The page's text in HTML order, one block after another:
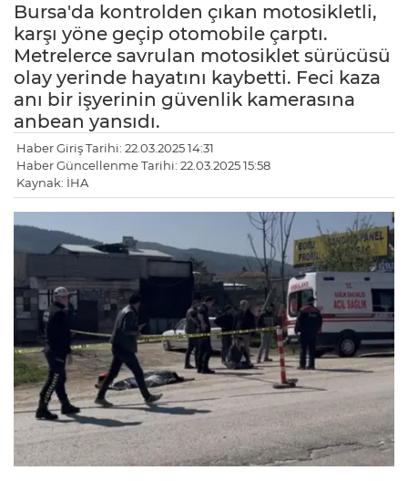
Bursa'da kontrolden çıkan motosikletli,
karşı yöne geçip otomobile çarptı.
Metrelerce savrulan motosiklet sürücüsü
olay yerinde hayatını kaybetti. Feci kaza
anı bir işyerinin güvenlik kamerasına
anbean yansıdı.
Haber Giriş Tarihi: 22.03.2025 14:31
Haber Güncellenme Tarihi: 22.03.2025 15:58
Kaynak: İHA